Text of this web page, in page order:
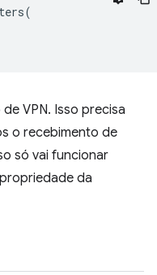
(
VPN. Isso precisa
o recebimento de
só vai funcionar
da